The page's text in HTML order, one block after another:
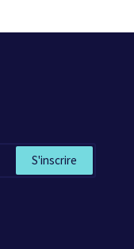
S'inscrire